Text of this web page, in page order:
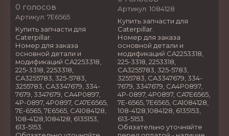
0 голосов
Артикул: 7E6565
Купить запчасти для
Caterpillar.
Номер для заказа
основной детали и
модификаций CA2253318,
225-3318, 2253318,
CA3255783, 325-5783,
3255783, CA3347679, 334-
7679, 3347679, CA4P0897,
4P-0897, 4P0897, CA7E6565,
7E-6565, 7E6565, CA1084128,
108-4128,1084128, 6135153,
613-5153.
Артикул: 1084128
Купить запчасти для
Caterpillar.
Номер для заказа
основной детали и
модификаций CA2253318,
225-3318, 2253318,
CA3255783, 325-5783,
3255783, CA3347679, 334-
7679, 3347679, CA4P0897,
4P-0897, 4P0897, CA7E6565,
7E-6565, 7E6565, CA1084128,
108-4128,1084128, 6135153,
613-5153.
Обязательно уточняйте